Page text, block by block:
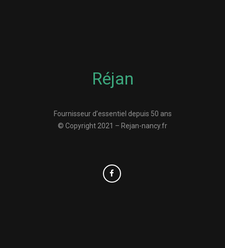
Réjan
Fournisseur d’essentiel depuis 50 ans
© Copyright 2021 – Rejan-nancy.fr